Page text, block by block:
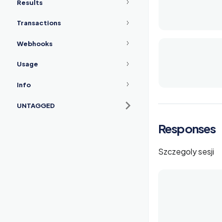
Results
Transactions
Webhooks
Usage
Info
UNTAGGED
Responses
Szczegoly sesji